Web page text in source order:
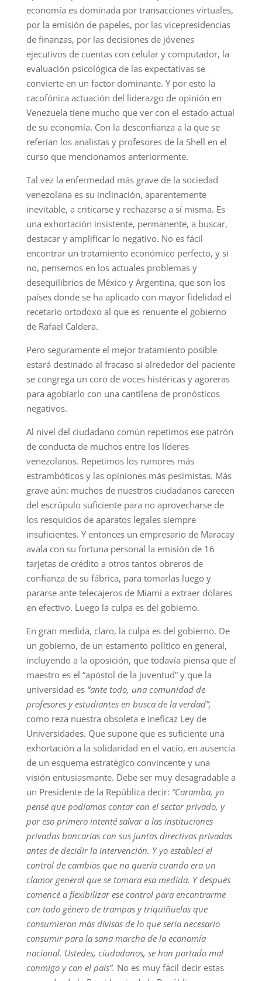
economía es dominada por transacciones virtuales,
por la emisión de papeles, por las vicepresidencias
de finanzas, por las decisiones de jóvenes
ejecutivos de cuentas con celular y computador, la
evaluación psicológica de las expectativas se
convierte en un factor dominante. Y por esto la
cacofónica actuación del liderazgo de opinión en
Venezuela tiene mucho que ver con el estado actual
de su economía. Con la desconfianza a la que se
referían los analistas y profesores de la Shell en el
curso que mencionamos anteriormente.
Tal vez la enfermedad más grave de la sociedad
venezolana es su inclinación, aparentemente
inevitable, a criticarse y rechazarse a sí misma. Es
una exhortación insistente, permanente, a buscar,
destacar y amplificar lo negativo. No es fácil
encontrar un tratamiento económico perfecto, y si
no, pensemos en los actuales problemas y
desequilibrios de México y Argentina, que son los
países donde se ha aplicado con mayor fidelidad el
recetario ortodoxo al que es renuente el gobierno
de Rafael Caldera.
Pero seguramente el mejor tratamiento posible
estará destinado al fracaso si alrededor del paciente
se congrega un coro de voces histéricas y agoreras
para agobiarlo con una cantilena de pronósticos
negativos.
Al nivel del ciudadano común repetimos ese patrón
de conducta de muchos entre los líderes
venezolanos. Repetimos los rumores más
estrambóticos y las opiniones más pesimistas. Más
grave aún: muchos de nuestros ciudadanos carecen
del escrúpulo suficiente para no aprovecharse de
los resquicios de aparatos legales siempre
insuficientes. Y entonces un empresario de Maracay
avala con su fortuna personal la emisión de 16
tarjetas de crédito a otros tantos obreros de
confianza de su fábrica, para tomarlas luego y
pararse ante telecajeros de Miami a extraer dólares
en efectivo. Luego la culpa es del gobierno.
En gran medida, claro, la culpa es del gobierno. De
un gobierno, de un estamento político en general,
incluyendo a la oposición, que todavía piensa que el
maestro es el “apóstol de la juventud” y que la
universidad es “ante todo, una comunidad de
profesores y estudiantes en busca de la verdad”,
como reza nuestra obsoleta e ineficaz Ley de
Universidades. Que supone que es suficiente una
exhortación a la solidaridad en el vacío, en ausencia
de un esquema estratégico convincente y una
visión entusiasmante. Debe ser muy desagradable a
un Presidente de la República decir: “Caramba, yo
pensé que podíamos contar con el sector privado, y
por eso primero intenté salvar a las instituciones
privadas bancarias con sus juntas directivas privadas
antes de decidir la intervención. Y yo establecí el
control de cambios que no quería cuando era un
clamor general que se tomara esa medida. Y después
comencé a flexibilizar ese control para encontrarme
con todo género de trampas y triquiñuelas que
consumieron más divisas de lo que sería necesario
consumir para la sana marcha de la economía
nacional. Ustedes, ciudadanos, se han portado mal
conmigo y con el país”. No es muy fácil decir estas